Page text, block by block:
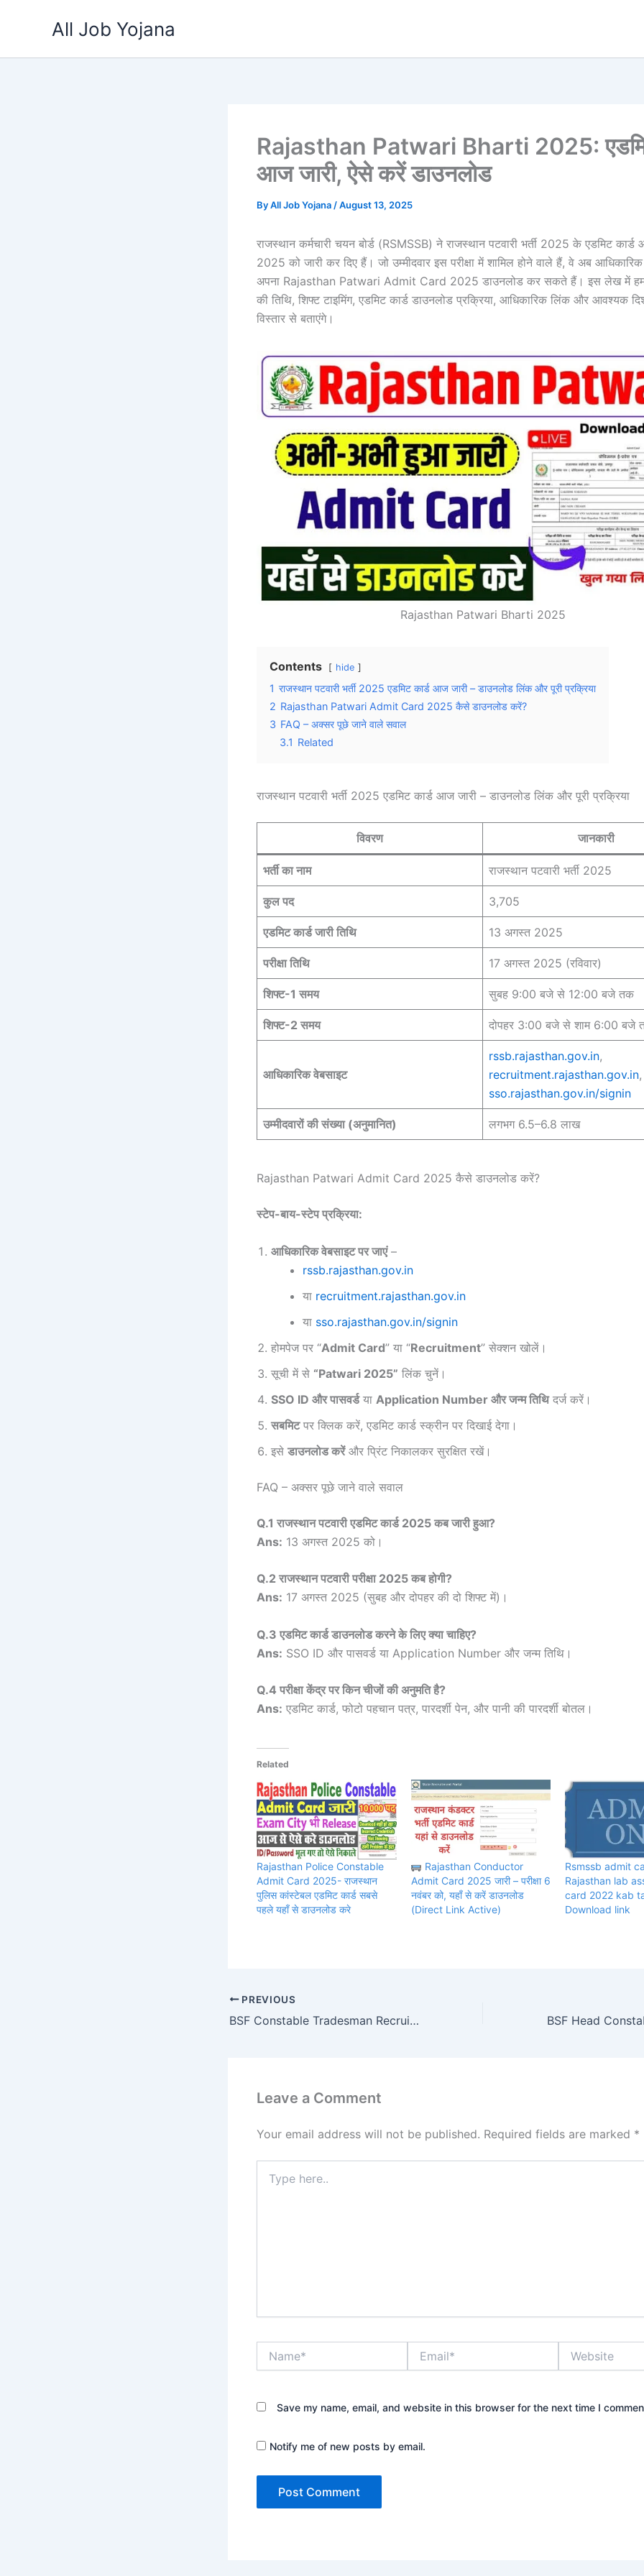
All Job Yojana
Rajasthan Patwari Bharti 2025:
आज जारी, ऐसे करें डाउनलोड
ByAll Job Yojana /August 13, 2025
राजस्थान कर्मचारी चयन बोर्ड (RSMSSB) ने राजस्थान पटवारी भर्ती 2025 के एडमिट
2025 को जारी कर दिए हैं। जो उम्मीदवार इस परीक्षा में शामिल होने वाले हैं, वे अब
अपना Rajasthan Patwari Admit Card 2025 डाउनलोड कर सकते हैं। इस लेख में हम
की तिथि, शिफ्ट टाइमिंग, एडमिट कार्ड डाउनलोड प्रक्रिया, आधिकारिक लिंक और आवश्यक
विस्तार से बताएंगे।
Rajasthan Patwari Bharti 2025
Contents hide
1 राजस्थान पटवारी भर्ती 2025 एडमिट कार्ड आज जारी – डाउनलोड लिंक और पूरी प्रक्रिया
2 Rajasthan Patwari Admit Card 2025 कैसे डाउनलोड करें?
3 FAQ – अक्सर पूछे जाने वाले सवाल
3.1 Related
राजस्थान पटवारी भर्ती 2025 एडमिट कार्ड आज जारी – डाउनलोड लिंक और पूरी प्रक्रिया
विवरण जानकारी
भर्ती का नाम राजस्थान पटवारी भर्ती 2025
कुल पद 3,705
एडमिट कार्ड जारी तिथि 13 अगस्त 2025
परीक्षा तिथि 17 अगस्त 2025 (रविवार)
शिफ्ट-1 समय सुबह 9:00 बजे से 12:00 बजे तक
शिफ्ट-2 समय दोपहर 3:00 बजे से शाम 6:00 बजे
आधिकारिक वेबसाइट
rssb.rajasthan.gov.in,
recruitment.rajasthan.gov.in,
sso.rajasthan.gov.in/signin
उम्मीदवारों की संख्या (अनुमानित) लगभग 6.5–6.8 लाख
Rajasthan Patwari Admit Card 2025 कैसे डाउनलोड करें?
स्टेप-बाय-स्टेप प्रक्रिया:
आधिकारिक वेबसाइट पर जाएं–
rssb.rajasthan.gov.in
या recruitment.rajasthan.gov.in
या sso.rajasthan.gov.in/signin
होमपेज पर “Admit Card” या “Recruitment” सेक्शन खोलें।
सूची में से “Patwari 2025” लिंक चुनें।
SSO ID और पासवर्डया Application Number और जन्म तिथिदर्ज करें।
सबमिटपर क्लिक करें, एडमिट कार्ड स्क्रीन पर दिखाई देगा।
इसे डाउनलोड करेंऔर प्रिंट निकालकर सुरक्षित रखें।
FAQ – अक्सर पूछे जाने वाले सवाल
Q.1 राजस्थान पटवारी एडमिट कार्ड 2025 कब जारी हुआ?
Ans: 13 अगस्त 2025 को।
Q.2 राजस्थान पटवारी परीक्षा 2025 कब होगी?
Ans: 17 अगस्त 2025 (सुबह और दोपहर की दो शिफ्ट में)।
Q.3 एडमिट कार्ड डाउनलोड करने के लिए क्या चाहिए?
Ans: SSO ID और पासवर्ड या Application Number और जन्म तिथि।
Q.4 परीक्षा केंद्र पर किन चीजों की अनुमति है?
Ans: एडमिट कार्ड, फोटो पहचान पत्र, पारदर्शी पेन, और पानी की पारदर्शी बोतल।
Related
Rajasthan Police Constable
Admit Card 2025- राजस्थान
पुलिस कांस्टेबल एडमिट कार्ड सबसे
पहले यहाँ से डाउनलोड करे
Rajasthan Conductor
Admit Card 2025 जारी – परीक्षा 6
नवंबर को, यहाँ से करें डाउनलोड
(Direct Link Active)
Rsmssb admit
Rajasthan lab
card 2022 kab
Download link
PREVIOUS
BSF Constable Tradesman Recruitment 2025: ऑनलाइन आवेदन, योग्यता, सैलरी, चयन प्रक्रिया
Leave a Comment
Your email address will not be published. Required fields are marked *
here..
Save my name, email, and website in this browser for the next time I
Notify me of new posts by email.